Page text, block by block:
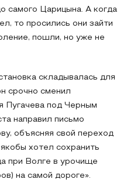
самого Царицына. А когда
то просились они зайти
пошли, но уже не
складывалась для
срочно сменил
Пугачева под Черным
направил письмо
объясняя свой переход
хотел сохранить
при Волге в урочище
на самой дороге».